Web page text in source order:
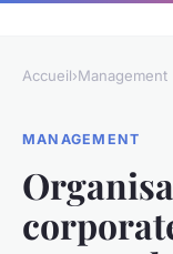
Accueil›Management
MANAGEMENT